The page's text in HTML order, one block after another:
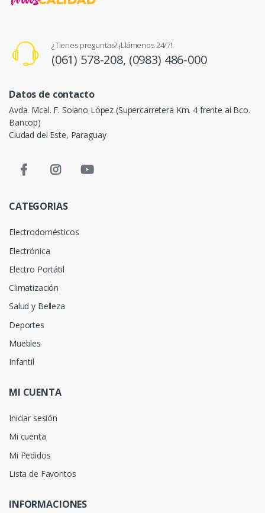
¿Tienes preguntas? ¡Llámenos 24/7!
(061) 578-208, (0983) 486-000
Datos de contacto
Avda. Mcal. F. Solano López (Supercarretera Km. 4 frente al Bco.
Bancop)
Ciudad del Este, Paraguay
CATEGORIAS
Electrodomésticos
Electrónica
Electro Portátil
Climatización
Salud y Belleza
Deportes
Muebles
Infantil
MI CUENTA
Iniciar sesión
Mi cuenta
Mi Pedidos
Lista de Favoritos
INFORMACIONES